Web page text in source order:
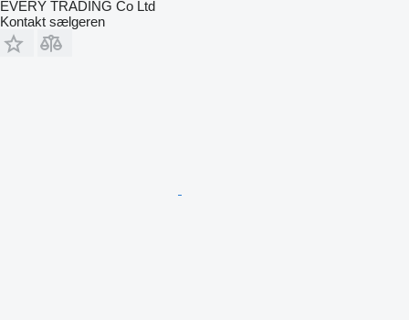
EVERY TRADING Co Ltd
Kontakt sælgeren